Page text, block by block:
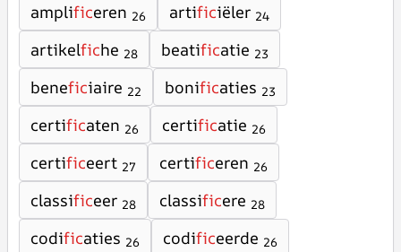
amplificeren 26 artificiëler 24
artikelfiche 28 beatificatie 23
beneficiaire 22 bonificaties 23
certificaten 26 certificatie 26
certificeert 27 certificeren 26
classificeer 28 classificere 28
codificaties 26 codificeerde 26